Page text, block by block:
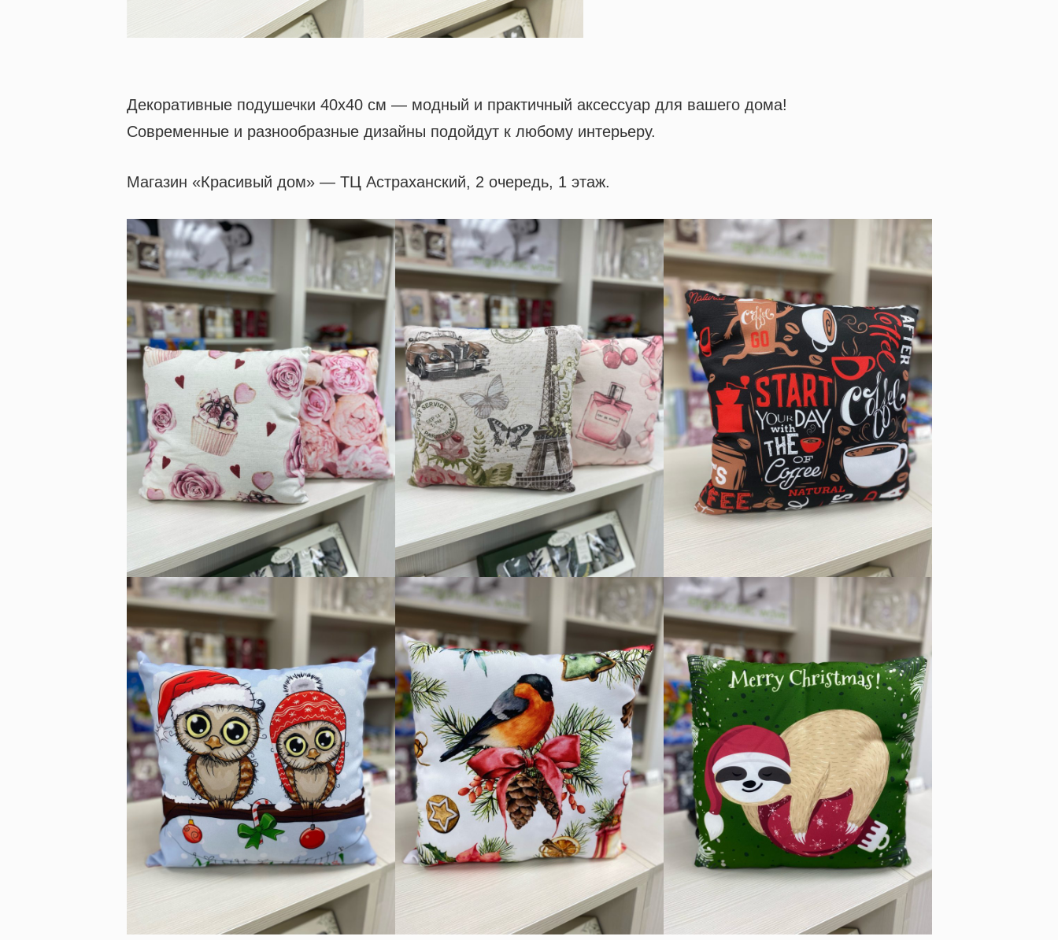
Декоративные подушечки 40х40 см — модный и практичный аксессуар для вашего дома!
Современные и разнообразные дизайны подойдут к любому интерьеру.
Магазин «Красивый дом» — ТЦ Астраханский, 2 очередь, 1 этаж.